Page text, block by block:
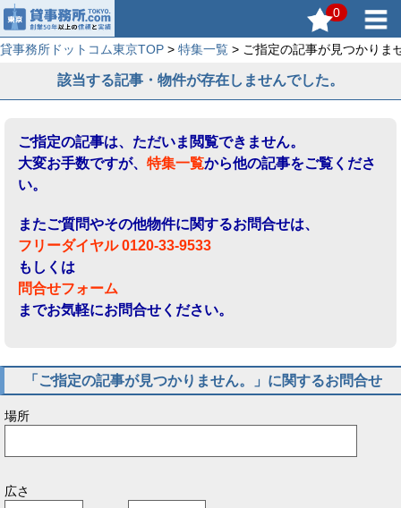
0
貸事務所ドットコム東京TOP > 特集一覧 > ご指定の記事が見つかりま
該当する記事・物件が存在しませんでした。
ご指定の記事は、ただいま閲覧できません。
大変お手数ですが、 特集一覧から他の記事をご覧くださ
い。
またご質問やその他物件に関するお問合せは、
フリーダイヤル 0120-33-9533
もしくは
問合せフォーム
までお気軽にお問合せください。
「ご指定の記事が見つかりません。」に関するお問合せ
場所
広さ